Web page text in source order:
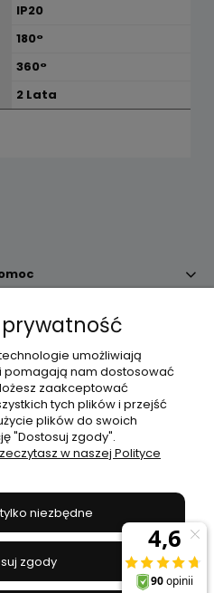
IP20
180°
360°
2 Lata
konto
i dostawa
669-050-03-43
sklep@janexmarket.pl
umożliwiają
pomagają nam dostosować
zaakceptować
tych plików i przejść
plików do swoich
"Dostosuj zgody".
w naszej Polityce
niezbędne
zgody